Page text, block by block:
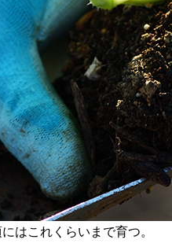
はこれくらいまで育つ。